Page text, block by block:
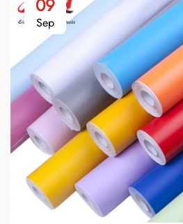
09
Sep